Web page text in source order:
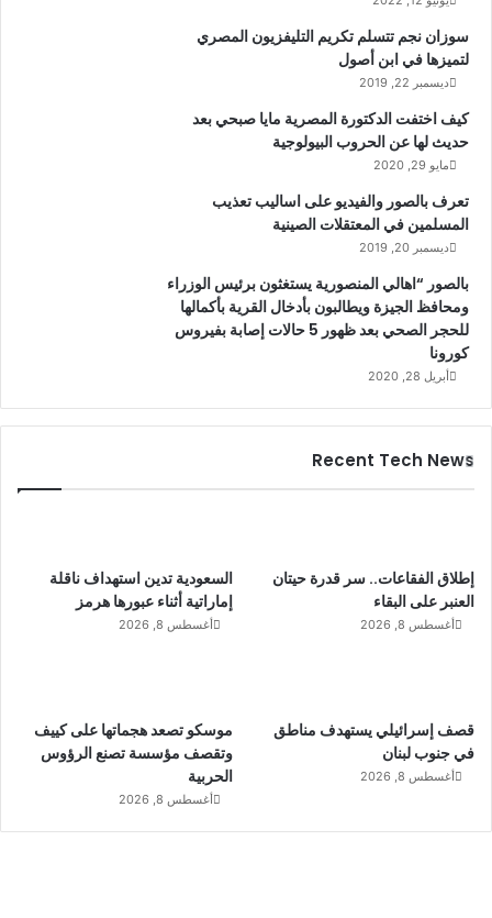
سوزان نجم تتسلم تكريم التليفزيون المصري
لتميزها في ابن أصول
ديسمبر 22, 2019
كيف اختفت الدكتورة المصرية مايا صبحي بعد
حديث لها عن الحروب البيولوجية
مايو 29, 2020
تعرف بالصور والفيديو على اساليب تعذيب
المسلمين في المعتقلات الصينية
ديسمبر 20, 2019
بالصور “اهالي المنصورية يستغثون برئيس الوزراء
ومحافظ الجيزة ويطالبون بأدخال القرية بأكمالها
للحجر الصحي بعد ظهور 5 حالات إصابة بفيروس
كورونا
أبريل 28, 2020
Recent Tech News
السعودية تدين استهداف ناقلة
إماراتية أثناء عبورها هرمز
أغسطس 8, 2026
إطلاق الفقاعات.. سر قدرة حيتان
العنبر على البقاء
أغسطس 8, 2026
موسكو تصعد هجماتها على كييف
وتقصف مؤسسة تصنع الرؤوس
الحربية
أغسطس 8, 2026
قصف إسرائيلي يستهدف مناطق
في جنوب لبنان
أغسطس 8, 2026